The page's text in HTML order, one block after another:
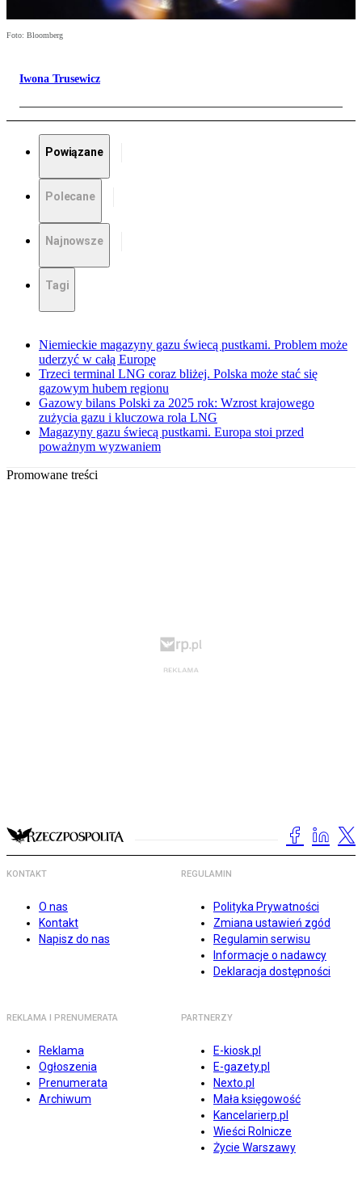
Foto: Bloomberg
Iwona Trusewicz
Powiązane
Polecane
Najnowsze
Tagi
Niemieckie magazyny gazu świecą pustkami. Problem może
uderzyć w całą Europę
Trzeci terminal LNG coraz bliżej. Polska może stać się
gazowym hubem regionu
Gazowy bilans Polski za 2025 rok: Wzrost krajowego
zużycia gazu i kluczowa rola LNG
Magazyny gazu świecą pustkami. Europa stoi przed
poważnym wyzwaniem
Promowane treści
KONTAKT
O nas
Kontakt
Napisz do nas
REGULAMIN
Polityka Prywatności
Zmiana ustawień zgód
Regulamin serwisu
Informacje o nadawcy
Deklaracja dostępności
REKLAMA I PRENUMERATA
Reklama
Ogłoszenia
Prenumerata
Archiwum
PARTNERZY
E-kiosk.pl
E-gazety.pl
Nexto.pl
Mała księgowość
Kancelarierp.pl
Wieści Rolnicze
Życie Warszawy